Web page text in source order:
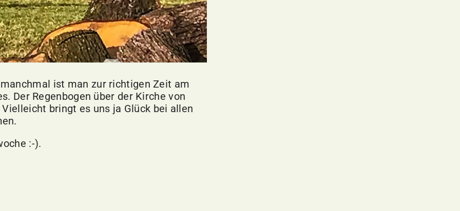
ist man zur richtigen Zeit am
Der Regenbogen über der Kirche von
bringt es uns ja Glück bei allen
:-).